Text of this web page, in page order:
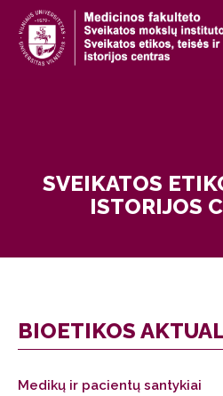
SVEIKATOS
ISTORIJOS
BIOETIKOS
Medikų ir pacientų santykiai